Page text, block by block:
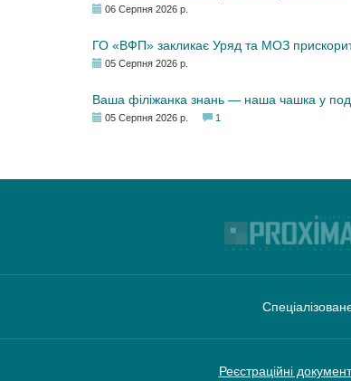
06 Серпня 2026 р.
ГО «ВФП» закликає Уряд та МОЗ
05 Серпня 2026 р.
Ваша філіжанка знань — наша чашка у
05 Серпня 2026 р. 1
Реєстраційні